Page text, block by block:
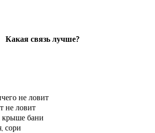
Какая связь лучше?
не ловит
не ловит
крыше бани
сори